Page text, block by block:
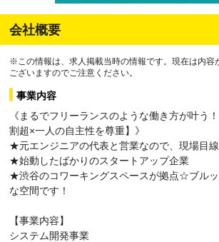
会社概要
※この情報は、求人掲載当時の情報です。現在は内容
ございますのでご注意ください。
事業内容
《まるでフリーランスのような働き方が叶う
割超×一人の自主性を尊重】》
★元エンジニアの代表と営業なので、現場目
★始動したばかりのスタートアップ企業
★渋谷のコワーキングスペースが拠点☆ブル
な空間です！
【事業内容】
システム開発事業